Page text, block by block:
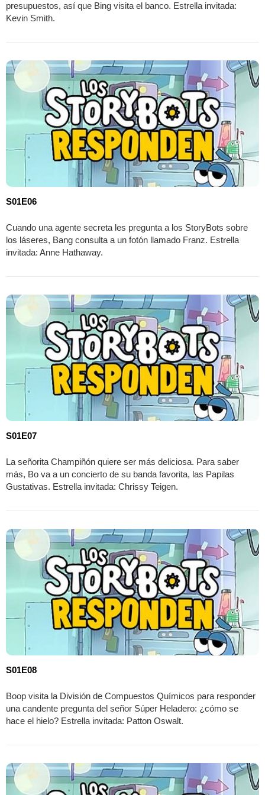
presupuestos, así que Bing visita el banco. Estrella invitada:
Kevin Smith.
S01E06
Cuando una agente secreta les pregunta a los StoryBots sobre
los láseres, Bang consulta a un fotón llamado Franz. Estrella
invitada: Anne Hathaway.
S01E07
La señorita Champiñón quiere ser más deliciosa. Para saber
más, Bo va a un concierto de su banda favorita, las Papilas
Gustativas. Estrella invitada: Chrissy Teigen.
S01E08
Boop visita la División de Compuestos Químicos para responder
una candente pregunta del señor Súper Heladero: ¿cómo se
hace el hielo? Estrella invitada: Patton Oswalt.